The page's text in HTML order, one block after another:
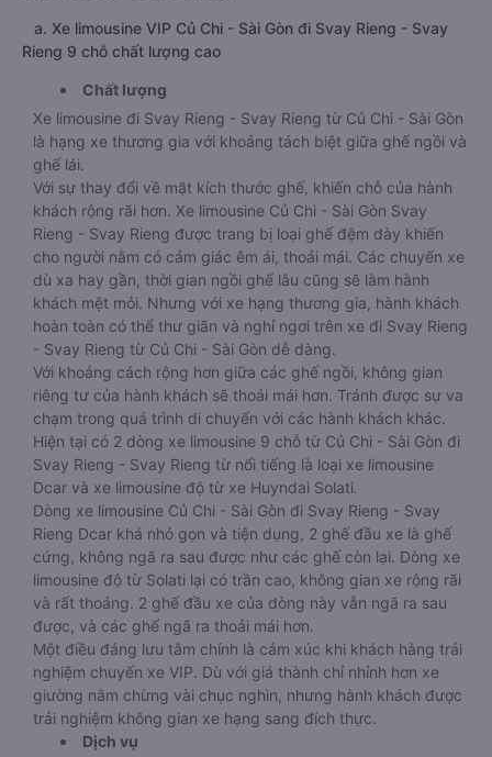
a. Xe limousine VIP Củ Chi - Sài Gòn đi Svay Rieng - Svay
Rieng 9 chỗ chất lượng cao
Chất lượng
Xe limousine đi Svay Rieng - Svay Rieng từ Củ Chi - Sài Gòn
là hạng xe thương gia với khoảng tách biệt giữa ghế ngồi và
ghế lái.
Với sự thay đổi về mặt kích thước ghế, khiến chỗ của hành
khách rộng rãi hơn. Xe limousine Củ Chi - Sài Gòn Svay
Rieng - Svay Rieng được trang bị loại ghế đệm dày khiến
cho người nằm có cảm giác êm ái, thoải mái. Các chuyến xe
dù xa hay gần, thời gian ngồi ghế lâu cũng sẽ làm hành
khách mệt mỏi. Nhưng với xe hạng thương gia, hành khách
hoàn toàn có thể thư giãn và nghỉ ngơi trên xe đi Svay Rieng
- Svay Rieng từ Củ Chi - Sài Gòn dễ dàng.
Với khoảng cách rộng hơn giữa các ghế ngồi, không gian
riêng tư của hành khách sẽ thoải mái hơn. Tránh được sự va
chạm trong quá trình di chuyển với các hành khách khác.
Hiện tại có 2 dòng xe limousine 9 chỗ từ Củ Chi - Sài Gòn đi
Svay Rieng - Svay Rieng từ nổi tiếng là loại xe limousine
Dcar và xe limousine độ từ xe Huyndai Solati.
Dòng xe limousine Củ Chi - Sài Gòn đi Svay Rieng - Svay
Rieng Dcar khá nhỏ gọn và tiện dụng, 2 ghế đầu xe là ghế
cứng, không ngã ra sau được như các ghế còn lại. Dòng xe
limousine độ từ Solati lại có trần cao, không gian xe rộng rãi
và rất thoáng. 2 ghế đầu xe của dòng này vẫn ngã ra sau
được, và các ghế ngã ra thoải mái hơn.
Một điều đáng lưu tâm chính là cảm xúc khi khách hàng trải
nghiệm chuyến xe VIP. Dù với giá thành chỉ nhỉnh hơn xe
giường nằm chừng vài chục nghìn, nhưng hành khách được
trải nghiệm không gian xe hạng sang đích thực.
Dịch vụ